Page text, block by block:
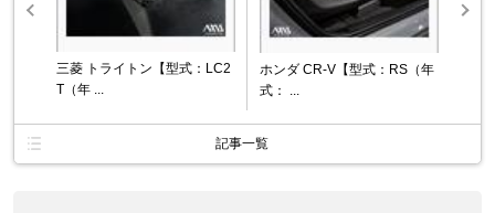
三菱 トライトン【型式：LC2
T（年 ...
ホンダ CR-V【型式：RS（年
式： ...
記事一覧